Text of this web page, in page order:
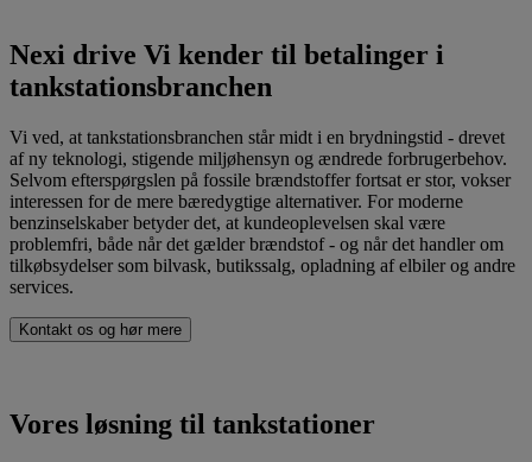
Nexi drive Vi kender til betalinger i
tankstationsbranchen
Vi ved, at tankstationsbranchen står midt i en brydningstid - drevet
af ny teknologi, stigende miljøhensyn og ændrede forbrugerbehov.
Selvom efterspørgslen på fossile brændstoffer fortsat er stor, vokser
interessen for de mere bæredygtige alternativer. For moderne
benzinselskaber betyder det, at kundeoplevelsen skal være
problemfri, både når det gælder brændstof - og når det handler om
tilkøbsydelser som bilvask, butikssalg, opladning af elbiler og andre
services.
Kontakt os og hør mere
Vores løsning til tankstationer